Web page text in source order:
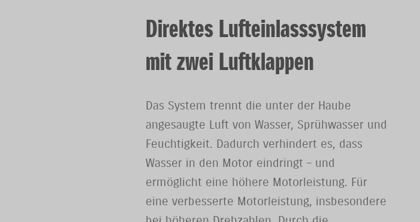
Direktes Lufteinlasssystem
mit zwei Luftklappen
Das System trennt die unter der Haube
angesaugte Luft von Wasser, Sprühwasser und
Feuchtigkeit. Dadurch verhindert es, dass
Wasser in den Motor eindringt – und
ermöglicht eine höhere Motorleistung. Für
eine verbesserte Motorleistung, insbesondere